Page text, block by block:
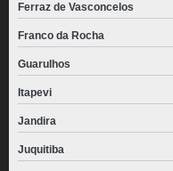
Ferraz de Vasconcelos
Franco da Rocha
Guarulhos
Itapevi
Jandira
Juquitiba